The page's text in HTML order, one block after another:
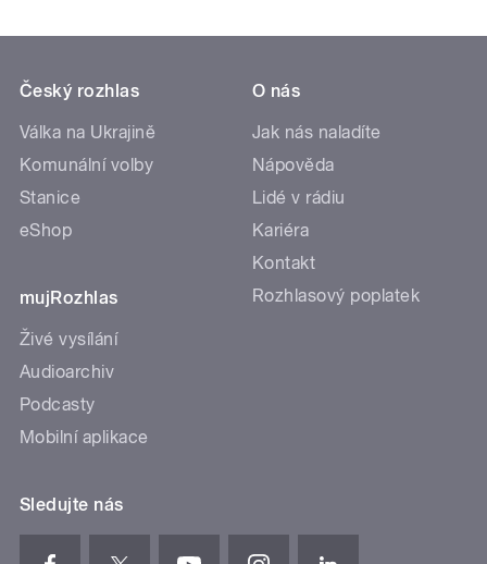
Český rozhlas
Válka na Ukrajině
Komunální volby
Stanice
eShop
mujRozhlas
Živé vysílání
Audioarchiv
Podcasty
Mobilní aplikace
O nás
Jak nás naladíte
Nápověda
Lidé v rádiu
Kariéra
Kontakt
Rozhlasový poplatek
Sledujte nás